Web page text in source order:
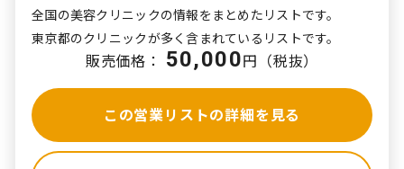
全国の美容クリニックの情報をまとめたリストです。
東京都のクリニックが多く含まれているリストです。
販売価格： 50,000円（税抜）
この営業リストの詳細を見る